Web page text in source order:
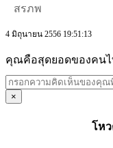
สรภพ
4 มิถุนายน 2556 19:51:13
คุณคือสุดยอดของคนไ
×
โห